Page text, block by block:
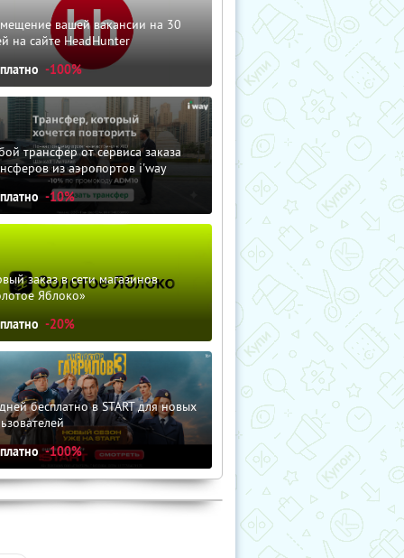
вашей вакансии на 30
на сайте HeadHunter
-100%
трансфер от сервиса заказа
из аэропортов i'way
-10%
заказ в сети магазинов
Яблоко»
-20%
бесплатно в START для новых
-100%